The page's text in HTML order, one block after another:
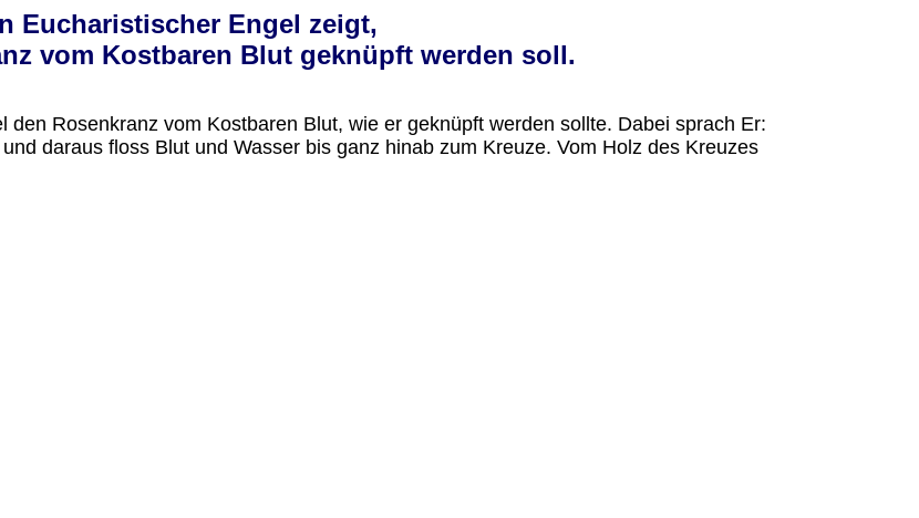
Eucharistischer Engel zeigt,
vom Kostbaren Blut geknüpft werden soll.
Rosenkranz vom Kostbaren Blut, wie er geknüpft werden sollte. Dabei sprach Er:
daraus floss Blut und Wasser bis ganz hinab zum Kreuze. Vom Holz des Kreuzes